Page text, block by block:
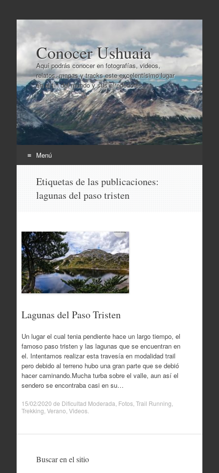
Conocer Ushuaia
Aquí podrás conocer en fotografías, videos,
relatos, mapas y tracks este excelentísimo lugar
en el fin del mundo y sus alrededores..
Menú
contenido
Etiquetas de las publicaciones:
lagunas del paso tristen
Lagunas del Paso Tristen
Un lugar el cual tenia pendiente hace un largo tiempo, el
famoso paso tristen y las lagunas que se encuentran en
el. Intentamos realizar esta travesía en modalidad trail
pero debido al terreno hubo una gran parte que se debió
hacer caminando.Mucha turba sobre el valle, aun así el
sendero se encontraba casi en su…
15/02/2020 de Dificultad Moderada Fotos, Trail Running
Trekking Verano Videos.
Buscar en el sitio